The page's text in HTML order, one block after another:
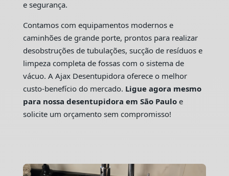
e segurança.
Contamos com equipamentos modernos e
caminhões de grande porte, prontos para realizar
desobstruções de tubulações, sucção de resíduos e
limpeza completa de fossas com o sistema de
vácuo. A Ajax Desentupidora oferece o melhor
custo-benefício do mercado. Ligue agora mesmo
para nossa desentupidora em São Pauloe
solicite um orçamento sem compromisso!